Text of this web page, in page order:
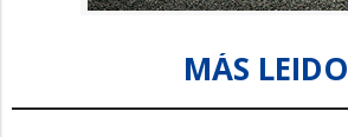
MÁS LEIDO